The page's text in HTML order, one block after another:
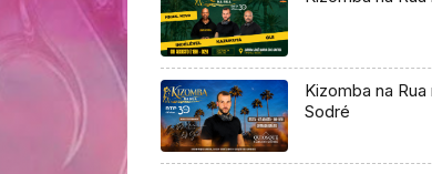
Kizomba na
Sodré